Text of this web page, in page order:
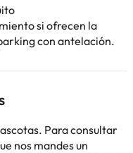
si ofrecen la
con antelación.
Para consultar
nos mandes un